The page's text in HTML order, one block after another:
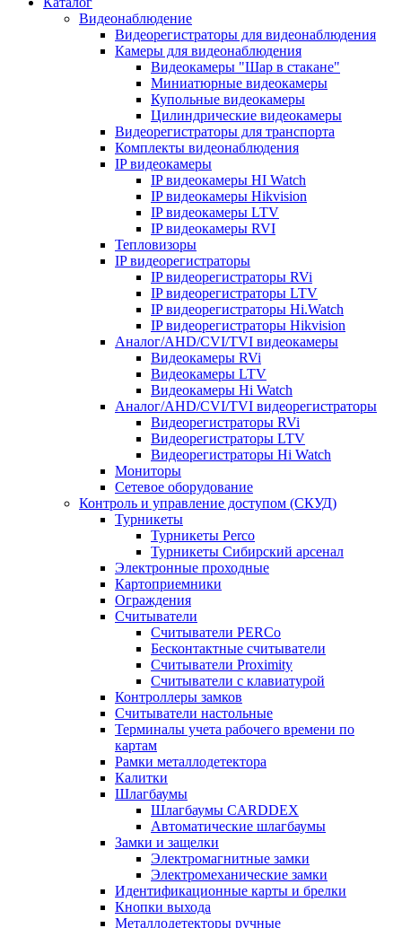
Видеонаблюдение
Видеорегистраторы для видеонаблюдения
Камеры для видеонаблюдения
Видеокамеры "Шар в стакане"
Миниатюрные видеокамеры
Купольные видеокамеры
Цилиндрические видеокамеры
Видеорегистраторы для транспорта
Комплекты видеонаблюдения
IP видеокамеры
IP видеокамеры HI Watch
IP видеокамеры Hikvision
IP видеокамеры LTV
IP видеокамеры RVI
Тепловизоры
IP видеорегистраторы
IP видеорегистраторы RVi
IP видеорегистраторы LTV
IP видеорегистраторы Hi.Watch
IP видеорегистраторы Hikvision
Аналог/AHD/CVI/TVI видеокамеры
Видеокамеры RVi
Видеокамеры LTV
Видеокамеры Hi Watch
Аналог/AHD/CVI/TVI видеорегистраторы
Видеорегистраторы RVi
Видеорегистраторы LTV
Видеорегистраторы Hi Watch
Мониторы
Сетевое оборудование
Контроль и управление доступом (СКУД)
Турникеты
Турникеты Perco
Турникеты Сибирский арсенал
Электронные проходные
Картоприемники
Ограждения
Считыватели
Считыватели PERCo
Бесконтактные считыватели
Считыватели Proximity
Считыватели с клавиатурой
Контроллеры замков
Считыватели настольные
Терминалы учета рабочего времени по
картам
Рамки металлодетектора
Калитки
Шлагбаумы
Шлагбаумы CARDDEX
Автоматические шлагбаумы
Замки и защелки
Электромагнитные замки
Электромеханические замки
Идентификационные карты и брелки
Кнопки выхода
Металлодетекторы ручные